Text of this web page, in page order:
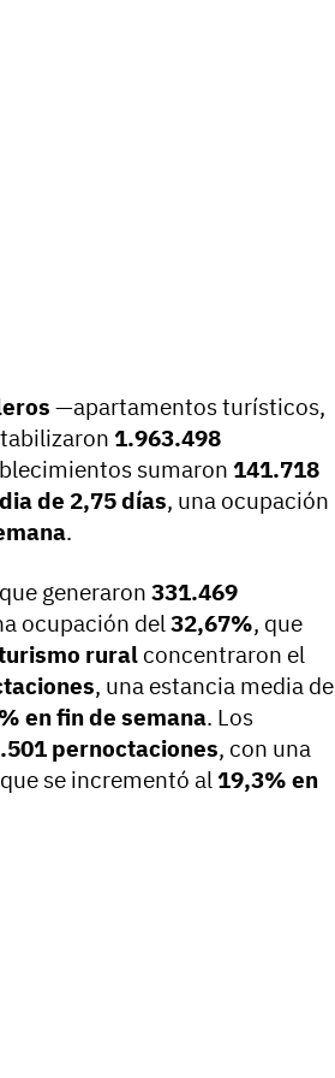
—apartamentos turísticos,
1.963.498
sumaron 141.718
de 2,75 días, una ocupación
.
generaron 331.469
ocupación del32,67%, que
rural concentraron el
, una estancia media de
en fin de semana. Los
pernoctaciones, con una
se incrementó al 19,3% en